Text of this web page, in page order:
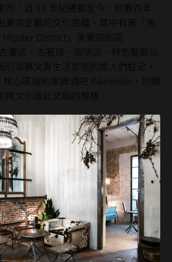
市，自 16 世紀遷都至今，於數百年
兼容並蓄的文化底蘊。其中有著「馬
District」美譽的街區
董店、古著店、咖啡店、特色髮廊以
引渴慕文青生活型態的旅人們駐足，
核心區域的家飾酒吧 Kikekeller，則體
文化彼此交融的模樣。